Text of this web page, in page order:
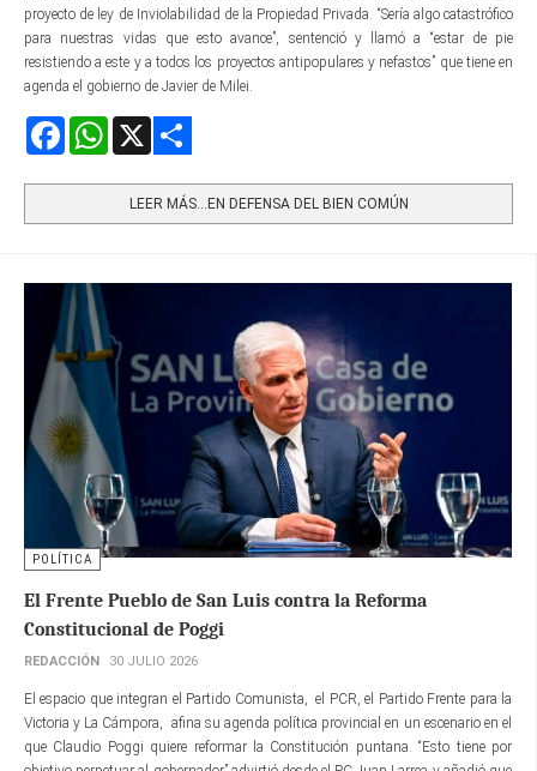
proyecto de ley de Inviolabilidad de la Propiedad Privada. “Sería algo catastrófico
para nuestras vidas que esto avance”, sentenció y llamó a “estar de pie
resistiendo a este y a todos los proyectos antipopulares y nefastos” que tiene en
agenda el gobierno de Javier de Milei.
FacebookWhatsApp
LEER MÁS…EN DEFENSA DEL BIEN COMÚN
POLÍTICA
El Frente Pueblo de San Luis contra la Reforma
Constitucional de Poggi
REDACCIÓN 30 JULIO 2026
El espacio que integran el Partido Comunista, el PCR, el Partido Frente para la
Victoria y La Cámpora, afina su agenda política provincial en un escenario en el
que Claudio Poggi quiere reformar la Constitución puntana. “Esto tiene por